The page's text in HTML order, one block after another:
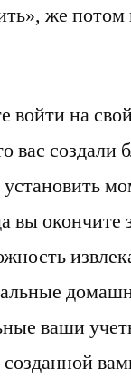
же потом
войти на
вас создали
вы
ваши